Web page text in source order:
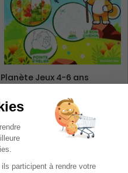
Planète Jeux 4-6 ans
1 an
19,80 €
13,83 € -30%
Ajouter au panier